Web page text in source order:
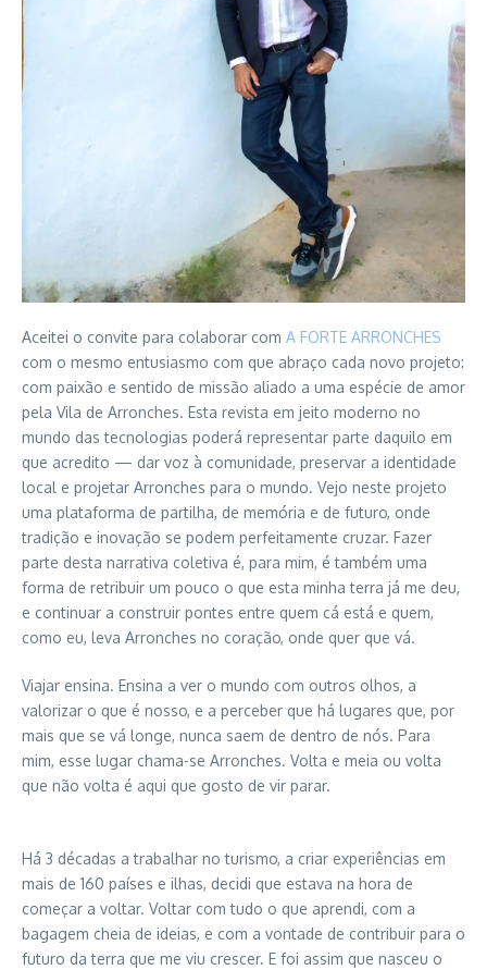
Aceitei o convite para colaborar com A FORTE ARRONCHES
com o mesmo entusiasmo com que abraço cada novo projeto:
com paixão e sentido de missão aliado a uma espécie de amor
pela Vila de Arronches. Esta revista em jeito moderno no
mundo das tecnologias poderá representar parte daquilo em
que acredito — dar voz à comunidade, preservar a identidade
local e projetar Arronches para o mundo. Vejo neste projeto
uma plataforma de partilha, de memória e de futuro, onde
tradição e inovação se podem perfeitamente cruzar. Fazer
parte desta narrativa coletiva é, para mim, é também uma
forma de retribuir um pouco o que esta minha terra já me deu,
e continuar a construir pontes entre quem cá está e quem,
como eu, leva Arronches no coração, onde quer que vá.
Viajar ensina. Ensina a ver o mundo com outros olhos, a
valorizar o que é nosso, e a perceber que há lugares que, por
mais que se vá longe, nunca saem de dentro de nós. Para
mim, esse lugar chama-se Arronches. Volta e meia ou volta
que não volta é aqui que gosto de vir parar.
Há 3 décadas a trabalhar no turismo, a criar experiências em
mais de 160 países e ilhas, decidi que estava na hora de
começar a voltar. Voltar com tudo o que aprendi, com a
bagagem cheia de ideias, e com a vontade de contribuir para o
futuro da terra que me viu crescer. E foi assim que nasceu o